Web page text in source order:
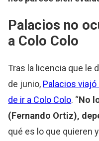
Palacios no
a Colo Colo
Tras la licencia que le
de junio, Palacios viajó
de ir a Colo Colo. “No
(Fernando Ortiz),
qué es lo que quieren